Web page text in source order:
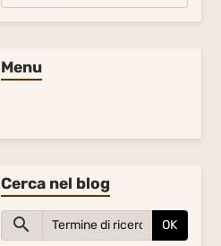
Menu
Cerca nel blog
OK